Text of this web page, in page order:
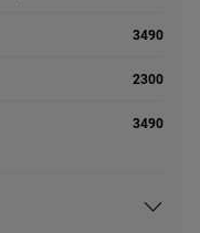
3490
2300
3490